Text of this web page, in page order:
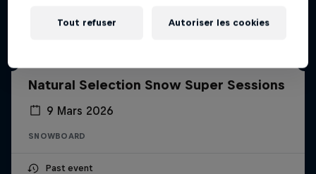
Natural Selection Snow Super Sessions
9 Mars 2026
SNOWBOARD
Past event
Tout refuser Autoriser les cookies